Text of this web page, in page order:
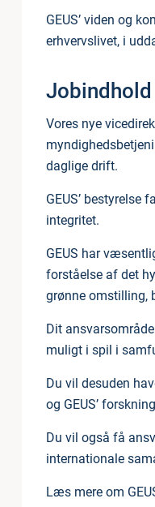
GEUS’ viden og
erhvervslivet, i
Jobindhold
Vores nye
daglige drift.
GEUS’
integritet.
GEUS har
forståelse af det
grønne omstilling,
Dit
muligt i spil i
Du vil desuden
og GEUS’
Du vil også få
internationale
Læs mere om